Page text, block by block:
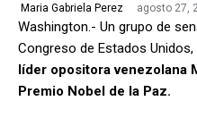
Maria Gabriela Perez agosto 27,
Washington.- Un grupo de
Congreso de Estados Unidos,
líder opositora venezolana
Premio Nobel de la Paz.